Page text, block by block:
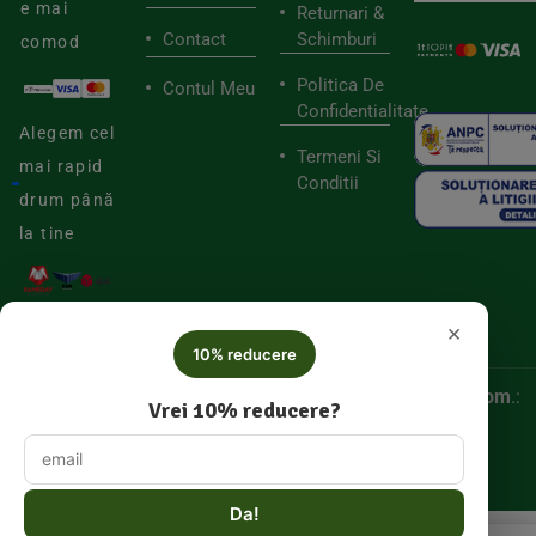
e mai
comod
Alegem cel
mai rapid
drum până
la tine
Contact
Contul Meu
Returnari &
Schimburi
Politica De
Confidentialitate
Termeni Si
Conditii
Biorganica RETAIL SRL, 52060536, Reg. Com.:
J/2025/046877005
×
10% reducere
Vrei 10% reducere?
Da!